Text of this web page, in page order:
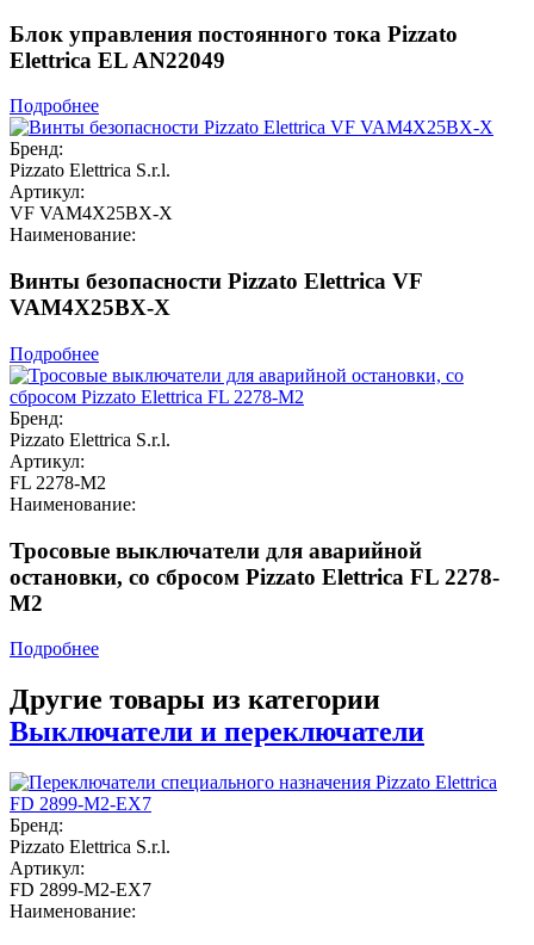
Блок управления постоянного тока Pizzato
Elettrica EL AN22049
Подробнее
Бренд:
Pizzato Elettrica S.r.l.
Артикул:
VF VAM4X25BX-X
Наименование:
Винты безопасности Pizzato Elettrica VF
VAM4X25BX-X
Подробнее
Бренд:
Pizzato Elettrica S.r.l.
Артикул:
FL 2278-M2
Наименование:
Тросовые выключатели для аварийной
остановки, со сбросом Pizzato Elettrica FL 2278-
M2
Подробнее
Другие товары из категории
Выключатели и переключатели
Бренд:
Pizzato Elettrica S.r.l.
Артикул:
FD 2899-M2-EX7
Наименование: